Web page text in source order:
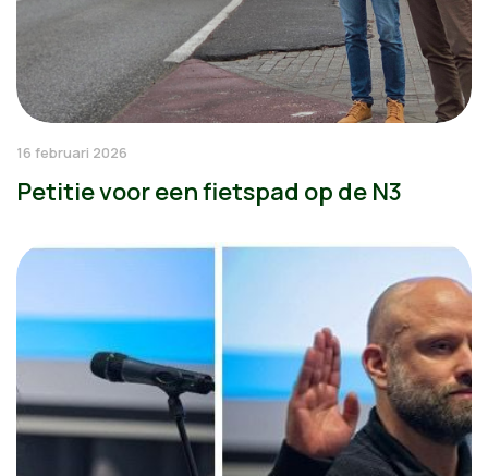
16 februari 2026
Petitie voor een fietspad op de N3